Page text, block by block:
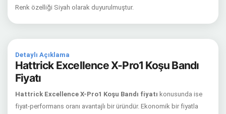
Renk özelliği Siyah olarak duyurulmuştur.
Detaylı Açıklama
Hattrick Excellence X-Pro1 Koşu Bandı
Fiyatı
Hattrick Excellence X-Pro1 Koşu Bandı fiyatı konusunda ise
fiyat-performans oranı avantajlı bir üründür. Ekonomik bir fiyatla